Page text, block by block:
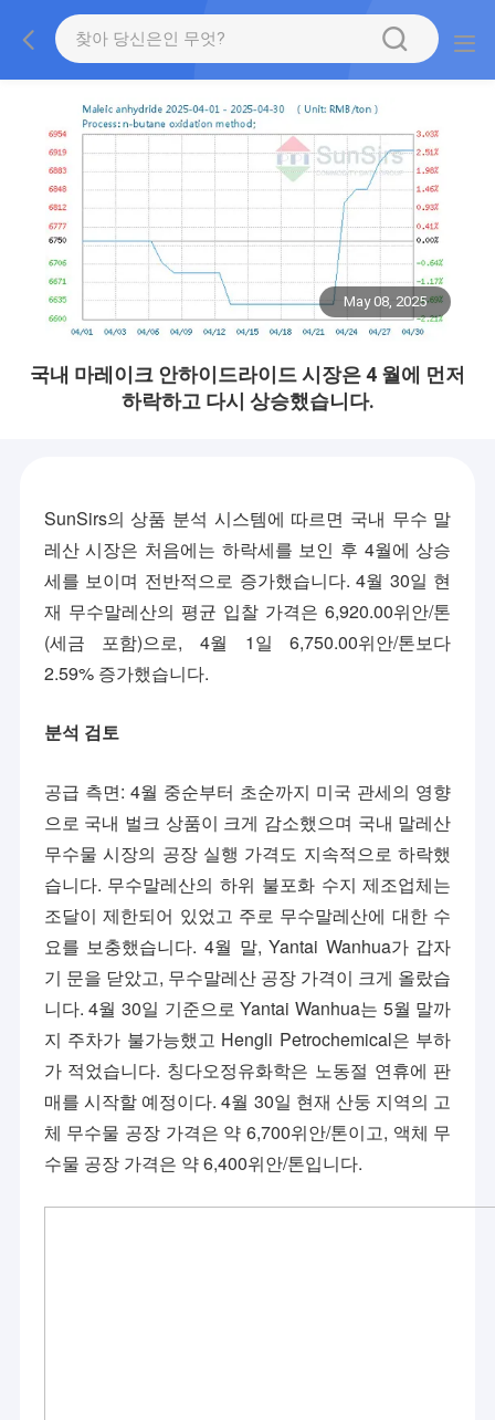
May 08, 2025
국내 마레이크 안하이드라이드 시장은 4 월에 먼저
하락하고 다시 상승했습니다.
SunSirs의 상품 분석 시스템에 따르면 국내 무수 말
레산 시장은 처음에는 하락세를 보인 후 4월에 상승
세를 보이며 전반적으로 증가했습니다. 4월 30일 현
재 무수말레산의 평균 입찰 가격은 6,920.00위안/톤
(세금 포함)으로, 4월 1일 6,750.00위안/톤보다
2.59% 증가했습니다.
분석 검토
공급 측면: 4월 중순부터 초순까지 미국 관세의 영향
으로 국내 벌크 상품이 크게 감소했으며 국내 말레산
무수물 시장의 공장 실행 가격도 지속적으로 하락했
습니다. 무수말레산의 하위 불포화 수지 제조업체는
조달이 제한되어 있었고 주로 무수말레산에 대한 수
요를 보충했습니다. 4월 말, Yantai Wanhua가 갑자
기 문을 닫았고, 무수말레산 공장 가격이 크게 올랐습
니다. 4월 30일 기준으로 Yantai Wanhua는 5월 말까
지 주차가 불가능했고 Hengli Petrochemical은 부하
가 적었습니다. 칭다오정유화학은 노동절 연휴에 판
매를 시작할 예정이다. 4월 30일 현재 산둥 지역의 고
체 무수물 공장 가격은 약 6,700위안/톤이고, 액체 무
수물 공장 가격은 약 6,400위안/톤입니다.